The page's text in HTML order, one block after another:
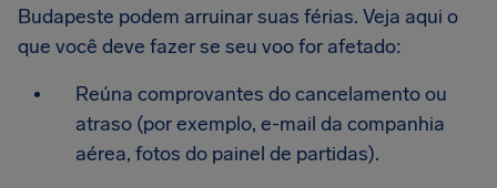
Budapeste podem arruinar suas férias. Veja aqui o
que você deve fazer se seu voo for afetado:
Reúna comprovantes do cancelamento ou
atraso (por exemplo, e-mail da companhia
aérea, fotos do painel de partidas).